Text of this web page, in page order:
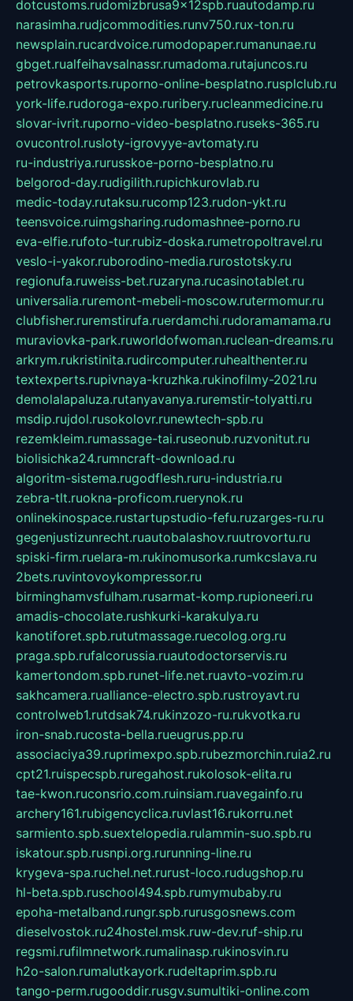
dotcustoms.rudomizbrusa9x12spb.ruautodamp.ru
narasimha.rudjcommodities.runv750.rux-ton.ru
newsplain.rucardvoice.rumodopaper.rumanunae.ru
gbget.rualfeihavsalnassr.rumadoma.rutajuncos.ru
petrovkasports.ruporno-online-besplatno.rusplclub.ru
york-life.rudoroga-expo.ruribery.rucleanmedicine.ru
slovar-ivrit.ruporno-video-besplatno.ruseks-365.ru
ovucontrol.rusloty-igrovyye-avtomaty.ru
ru-industriya.rurusskoe-porno-besplatno.ru
belgorod-day.rudigilith.rupichkurovlab.ru
medic-today.rutaksu.rucomp123.rudon-ykt.ru
teensvoice.ruimgsharing.rudomashnee-porno.ru
eva-elfie.rufoto-tur.rubiz-doska.rumetropoltravel.ru
veslo-i-yakor.ruborodino-media.rurostotsky.ru
regionufa.ruweiss-bet.ruzaryna.rucasinotablet.ru
universalia.ruremont-mebeli-moscow.rutermomur.ru
clubfisher.ruremstirufa.ruerdamchi.rudoramamama.ru
muraviovka-park.ruworldofwoman.ruclean-dreams.ru
arkrym.rukristinita.rudircomputer.ruhealthenter.ru
textexperts.rupivnaya-kruzhka.rukinofilmy-2021.ru
demolalapaluza.rutanyavanya.ruremstir-tolyatti.ru
msdip.rujdol.rusokolovr.runewtech-spb.ru
rezemkleim.rumassage-tai.ruseonub.ruzvonitut.ru
biolisichka24.rumncraft-download.ru
algoritm-sistema.rugodflesh.ruru-industria.ru
zebra-tlt.ruokna-proficom.ruerynok.ru
onlinekinospace.rustartupstudio-fefu.ruzarges-ru.ru
gegenjustizunrecht.ruautobalashov.ruutrovortu.ru
spiski-firm.ruelara-m.rukinomusorka.rumkcslava.ru
2bets.ruvintovoykompressor.ru
birminghamvsfulham.rusarmat-komp.rupioneeri.ru
amadis-chocolate.rushkurki-karakulya.ru
kanotiforet.spb.rututmassage.ruecolog.org.ru
praga.spb.rufalcorussia.ruautodoctorservis.ru
kamertondom.spb.runet-life.net.ruavto-vozim.ru
sakhcamera.rualliance-electro.spb.rustroyavt.ru
controlweb1.rutdsak74.rukinzozo-ru.rukvotka.ru
iron-snab.rucosta-bella.rueugrus.pp.ru
associaciya39.ruprimexpo.spb.rubezmorchin.ruia2.ru
cpt21.ruispecspb.ruregahost.rukolosok-elita.ru
tae-kwon.ruconsrio.com.ruinsiam.ruavegainfo.ru
archery161.rubigencyclica.ruvlast16.rukorru.net
sarmiento.spb.suextelopedia.rulammin-suo.spb.ru
iskatour.spb.rusnpi.org.rurunning-line.ru
krygeva-spa.ruchel.net.rurust-loco.rudugshop.ru
hl-beta.spb.ruschool494.spb.rumymubaby.ru
epoha-metalband.rungr.spb.rurusgosnews.com
dieselvostok.ru24hostel.msk.ruw-dev.ruf-ship.ru
regsmi.rufilmnetwork.rumalinasp.rukinosvin.ru
h2o-salon.rumalutkayork.rudeltaprim.spb.ru
tango-perm.rugooddir.rusgv.sumultiki-online.com